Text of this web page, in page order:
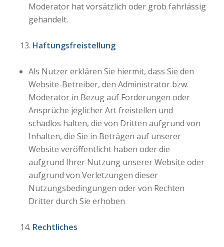
Moderator hat vorsätzlich oder grob fahrlässig
gehandelt.
Haftungsfreistellung
Als Nutzer erklären Sie hiermit, dass Sie den
Website-Betreiber, den Administrator bzw.
Moderator in Bezug auf Forderungen oder
Ansprüche jeglicher Art freistellen und
schadlos halten, die von Dritten aufgrund von
Inhalten, die Sie in Beträgen auf unserer
Website veröffentlicht haben oder die
aufgrund Ihrer Nutzung unserer Website oder
aufgrund von Verletzungen dieser
Nutzungsbedingungen oder von Rechten
Dritter durch Sie erhoben
Rechtliches